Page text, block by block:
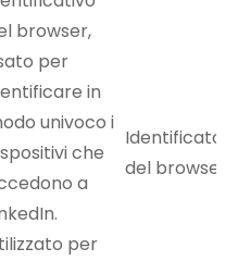
browser,
per
in
univoco i
che
a
per
del browser